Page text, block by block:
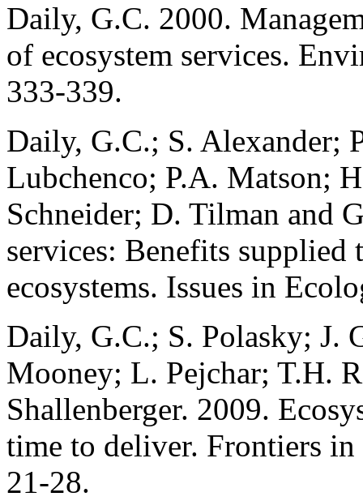
Daily, G.C. 2000.
of ecosystem services.
333-339.
Daily, G.C.; S. Alexander;
Lubchenco; P.A. Matson;
Schneider; D. Tilman and
services: Benefits supplied
ecosystems. Issues in
Daily, G.C.; S. Polasky; J.
Mooney; L. Pejchar; T.H.
Shallenberger. 2009.
time to deliver. Frontiers
21-28.